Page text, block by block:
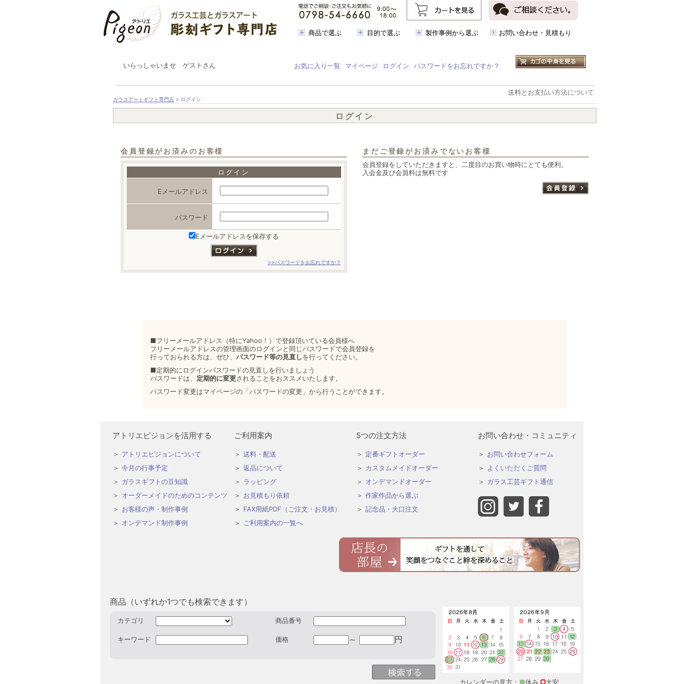
商品で選ぶ 目的で選ぶ 製作事例から選ぶ お問い合わせ・見積もり
いらっしゃいませ ゲストさん お気に入り一覧 マイページ ログイン パスワードをお忘れですか？
送料とお支払い方法について
ガラスアートギフト専門店 > ログイン
ログイン
会員登録がお済みのお客様
ログイン
Eメールアドレス
パスワード
Eメールアドレスを保存する
>>パスワードをお忘れですか？
まだご登録がお済みでないお客様
会員登録をしていただきますと、二度目のお買い物時にとても便利。
入会金及び会員料は無料です
■フリーメールアドレス（特にYahoo！）で登録頂いている会員様へ
フリーメールアドレスの管理画面のログインと同じパスワードで会員登録を
行っておられる方は、ぜひ、 パスワード等の見直しを行ってください。
■定期的にログインパスワードの見直しを行いましょう
パスワードは、 定期的に変更されることをおススメいたします。
パスワード変更はマイページの「パスワードの変更」から行うことができます。
アトリエピジョンを活用する
アトリエピジョンについて
今月の行事予定
ガラスギフトの豆知識
オーダーメイドのためのコンテンツ
お客様の声・制作事例
オンデマンド制作事例
ご利用案内
送料・配送
返品について
ラッピング
お見積もり依頼
FAX用紙PDF（ご注文・お見積）
ご利用案内の一覧へ
5つの注文方法
定番ギフトオーダー
カスタムメイドオーダー
オンデマンドオーダー
作家作品から選ぶ
記念品・大口注文
お問い合わせ・コミュニティ
お問い合わせフォーム
よくいただくご質問
ガラス工芸ギフト通信
商品（いずれか1つでも検索できます）
カテゴリ 商品番号
キーワード 価格 ～ 円
カレンダーの見方： ■休み 大安